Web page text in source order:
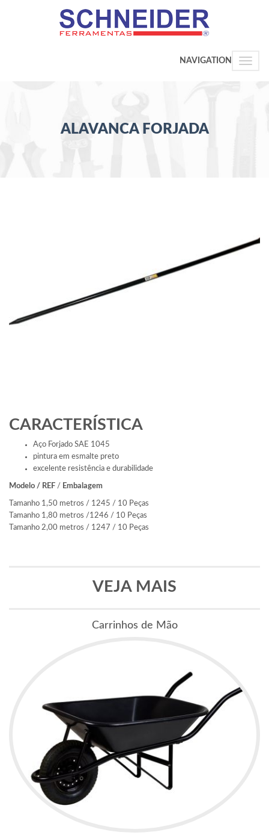
Toggle
NAVIGATION
ALAVANCA FORJADA
CARACTERÍSTICA
Aço Forjado SAE 1045
pintura em esmalte preto
excelente resistência e durabilidade
Modelo / REF / Embalagem
Tamanho 1,50 metros / 1245 / 10 Peças
Tamanho 1,80 metros /1246 / 10 Peças
Tamanho 2,00 metros / 1247 / 10 Peças
VEJA MAIS
Carrinhos de Mão